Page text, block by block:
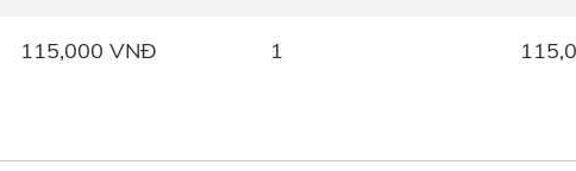
115,000 VNĐ 1